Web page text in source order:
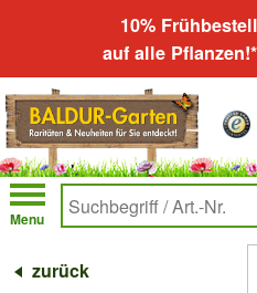
10%
auf alle Pflanzen!*
Menu
zurück